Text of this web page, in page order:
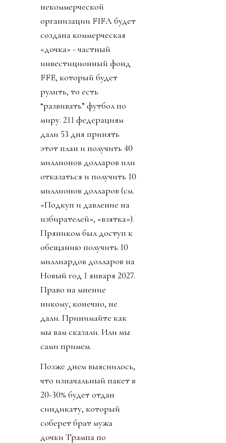
некоммерческой
организации FIFA будет
создана коммерческая
«дочка» - частный
инвестиционный фонд
FFE, который будет
рулить, то есть
“развивать” футбол по
миру. 211 федерациям
дали 53 дня принять
этот план и получить 40
миллионов долларов или
отказаться и получить 10
миллионов долларов (см.
«Подкуп и давление на
избирателей», «взятка»).
Пряником был доступ к
обещанию получить 10
миллиардов долларов на
Новый год 1 января 2027.
Право на мнение
никому, конечно, не
дали. Принимайте как
мы вам сказали. Или мы
сами примем.
Позже днем выяснилось,
что изначальный пакет в
20-30% будет отдан
синдикату, который
соберет брат мужа
дочки Трампа по